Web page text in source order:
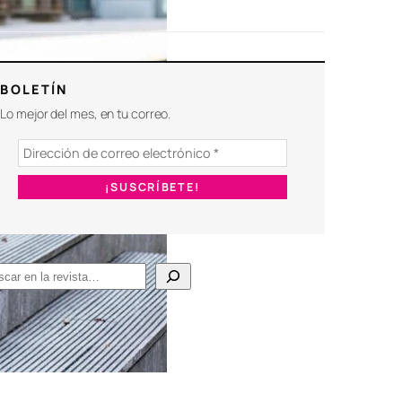
BOLETÍN
Lo mejor del mes, en tu correo.